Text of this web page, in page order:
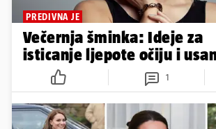
PREDIVNA JE
Večernja šminka: Ideje za
isticanje ljepote očiju i
1